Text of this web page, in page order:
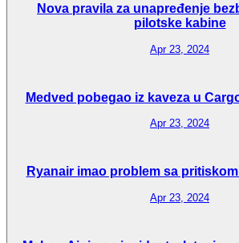
Nova pravila za unapređenje
pilotske kabine
Apr 23, 2024
Medved pobegao iz kaveza u
Apr 23, 2024
Ryanair imao problem sa
Apr 23, 2024